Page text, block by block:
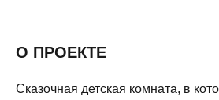
О ПРОЕКТЕ
Сказочная детская комната, в